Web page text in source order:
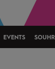
EVENTS